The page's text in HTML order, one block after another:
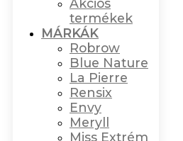
termékek
MÁRKÁK
Robrow
Blue Nature
La Pierre
Rensix
Envy
Meryll
Miss Extrém